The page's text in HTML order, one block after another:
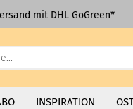
mit DHL GoGreen*
INSPIRATION